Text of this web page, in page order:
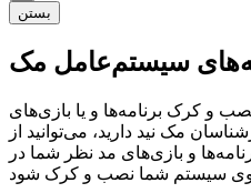
بستن
سیستم‌عامل مک
و کرک برنامه‌ها و یا بازی‌های
مک نید دارید، می‌توانید از
و بازی‌های مد نظر شما در